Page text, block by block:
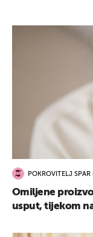
POKROVITELJ SPAR
Omiljene
usput, tijekom